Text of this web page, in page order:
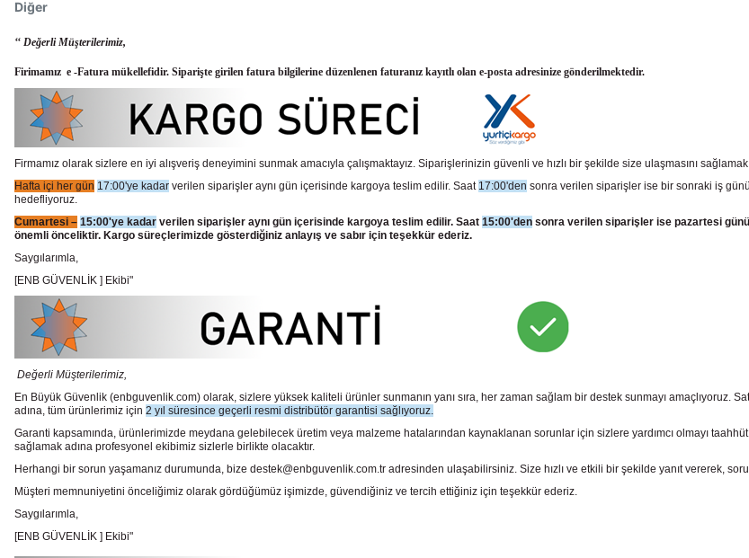
Diğer
‘‘ Değerli Müşterilerimiz,
Firimamız e -Fatura mükellefidir. Siparişte girilen fatura bilgilerine düzenlenen faturanız kayıtlı olan e-posta adresinize gönderilmektedir.
Firmamız olarak sizlere en iyi alışveriş deneyimini sunmak amacıyla çalışmaktayız. Siparişlerinizin güvenli ve hızlı bir şekilde size ulaşmasını
Hafta içi her gün 17:00'ye kadar verilen siparişler aynı gün içerisinde kargoya teslim edilir. Saat 17:00'den sonra verilen siparişler ise bir sonraki iş
hedefliyoruz.
Cumartesi – 15:00'ye kadar verilen siparişler aynı gün içerisinde kargoya teslim edilir. Saat 15:00'den sonra verilen siparişler ise pazartesi
önemli önceliktir. Kargo süreçlerimizde gösterdiğiniz anlayış ve sabır için teşekkür ederiz.
Saygılarımla,
[ENB GÜVENLİK ] Ekibi"
Değerli Müşterilerimiz,
En Büyük Güvenlik (enbguvenlik.com) olarak, sizlere yüksek kaliteli ürünler sunmanın yanı sıra, her zaman sağlam bir destek sunmayı amaçlıyoruz.
adına, tüm ürünlerimiz için 2 yıl süresince geçerli resmi distribütör garantisi sağlıyoruz.
Garanti kapsamında, ürünlerimizde meydana gelebilecek üretim veya malzeme hatalarından kaynaklanan sorunlar için sizlere yardımcı olmayı
sağlamak adına profesyonel ekibimiz sizlerle birlikte olacaktır.
Herhangi bir sorun yaşamanız durumunda, bize destek@enbguvenlik.com.tr adresinden ulaşabilirsiniz. Size hızlı ve etkili bir şekilde yanıt vererek,
Müşteri memnuniyetini önceliğimiz olarak gördüğümüz işimizde, güvendiğiniz ve tercih ettiğiniz için teşekkür ederiz.
Saygılarımla,
[ENB GÜVENLİK ] Ekibi"